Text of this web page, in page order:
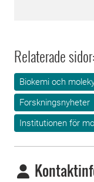
Relaterade sidor:
Biokemi och
Forskningsnyheter
Institutionen för